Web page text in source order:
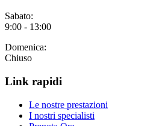
Sabato:
9:00 - 13:00
Domenica:
Chiuso
Link rapidi
Le nostre prestazioni
I nostri specialisti